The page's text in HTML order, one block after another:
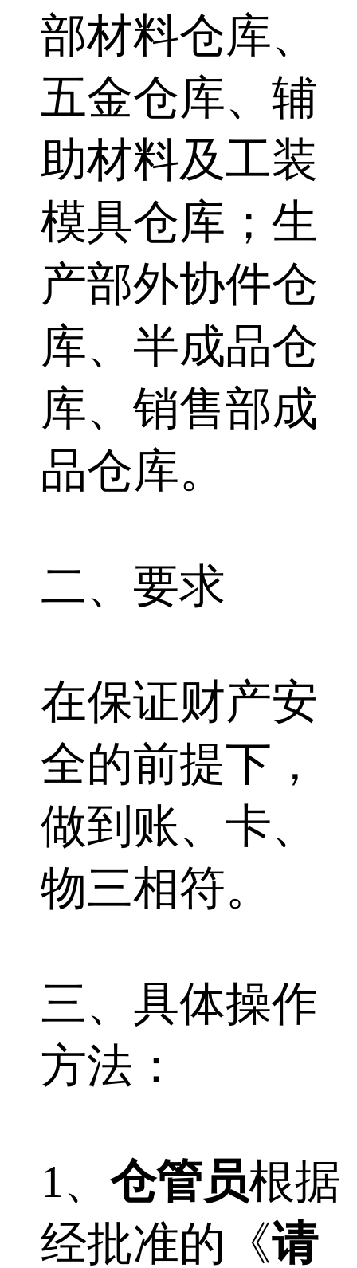
部材料仓库、
五金仓库、辅
助材料及工装
模具仓库；生
产部外协件仓
库、半成品仓
库、销售部成
品仓库。
二、要求
在保证财产安
全的前提下，
做到账、卡、
物三相符。
三、具体操作
方法：
1、 仓管员根据
经批准的《请